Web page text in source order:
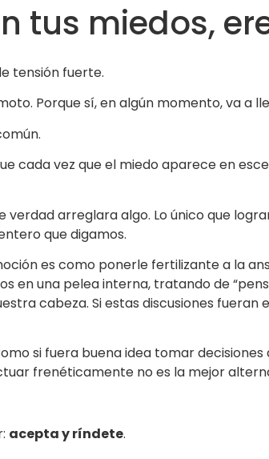
tus miedos,
tensión fuerte.
Porque sí, en algún momento, va a
cada vez que el miedo aparece en
arreglara algo. Lo único que
que digamos.
es como ponerle fertilizante a la
en una pelea interna, tratando de
cabeza. Si estas discusiones fueran
si fuera buena idea tomar decisiones
frenéticamente no es la mejor
acepta y ríndete.